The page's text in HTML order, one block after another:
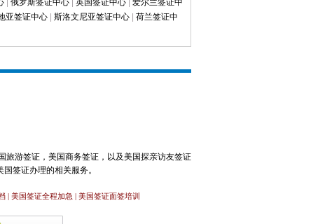
俄罗斯签证中心 英国签证中心
爱尔兰签证中
亚签证中心 斯洛文尼亚签证中心
荷兰签证中
旅游签证，美国商务签证，以及美国探亲访友签证
签证办理的相关服务。
| 美国签证全程加急 | 美国签证面签培训